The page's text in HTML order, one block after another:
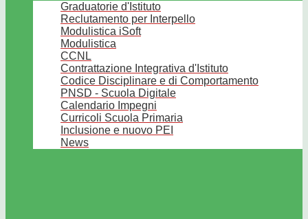
Graduatorie d'Istituto
Reclutamento per Interpello
Modulistica iSoft
Modulistica
CCNL
Contrattazione Integrativa d'Istituto
Codice Disciplinare e di Comportamento
PNSD - Scuola Digitale
Calendario Impegni
Curricoli Scuola Primaria
Inclusione e nuovo PEI
News